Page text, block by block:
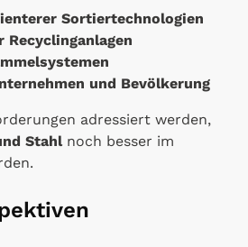
Sortiertechnologien
Recyclinganlagen
und Bevölkerung
adressiert werden,
Stahlnoch besser im